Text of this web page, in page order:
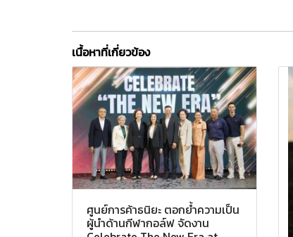
เนื้อหาที่เกี่ยวข้อง
ศูนย์การค้าธนิยะ ตอกย้ำความเป็น
ผู้นำด้านกีฬากอล์ฟ จัดงาน